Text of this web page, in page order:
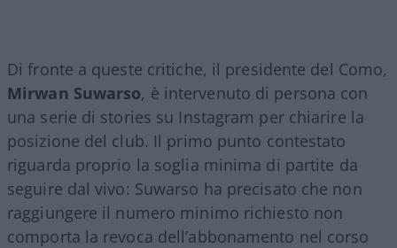
Di fronte a queste critiche, il presidente del Como,
Mirwan Suwarso, è intervenuto di persona con
una serie di stories su Instagram per chiarire la
posizione del club. Il primo punto contestato
riguarda proprio la soglia minima di partite da
seguire dal vivo: Suwarso ha precisato che non
raggiungere il numero minimo richiesto non
comporta la revoca dell’abbonamento nel corso